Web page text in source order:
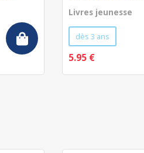
Livres jeunesse
dès 3 ans
5.95 €